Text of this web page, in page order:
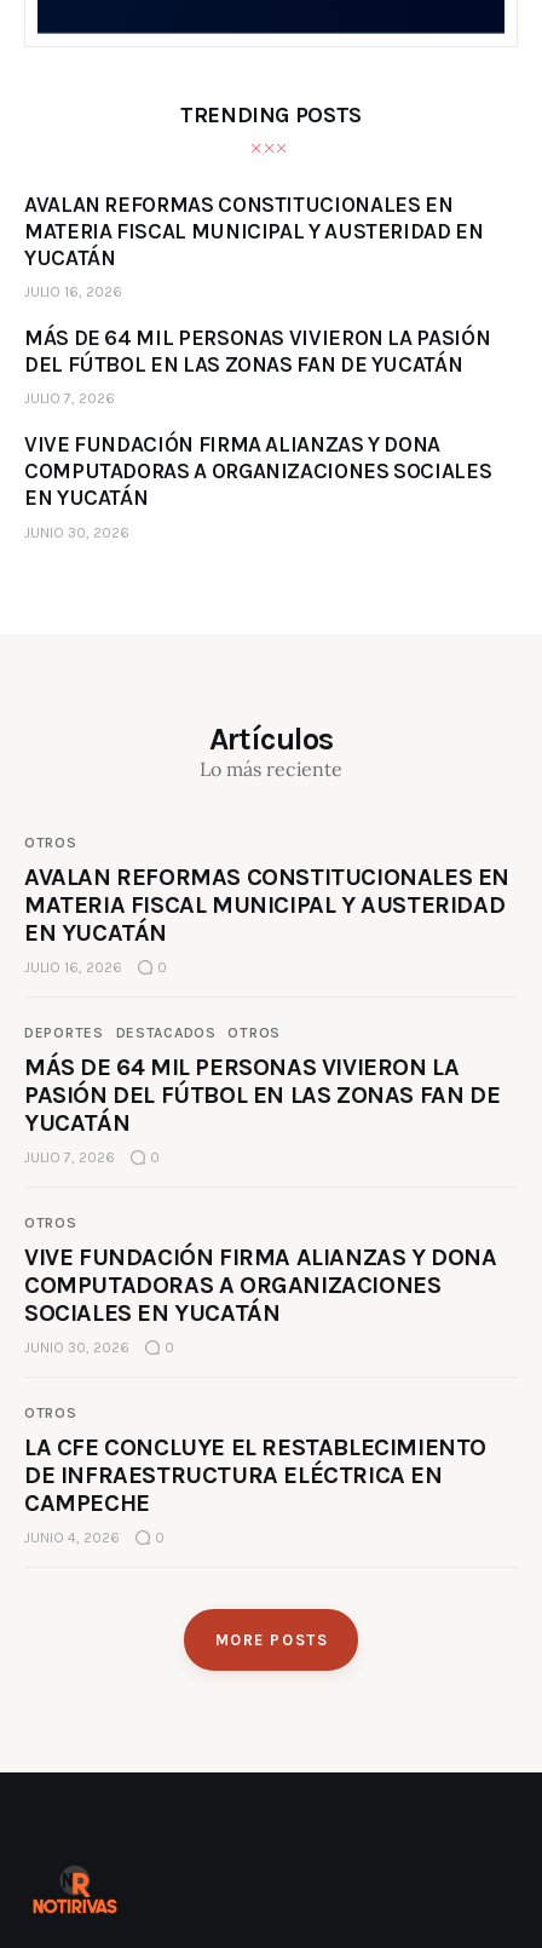
TRENDING POSTS
AVALAN REFORMAS CONSTITUCIONALES EN
MATERIA FISCAL MUNICIPAL Y AUSTERIDAD EN
YUCATÁN
JULIO 16, 2026
MÁS DE 64 MIL PERSONAS VIVIERON LA PASIÓN
DEL FÚTBOL EN LAS ZONAS FAN DE YUCATÁN
JULIO 7, 2026
VIVE FUNDACIÓN FIRMA ALIANZAS Y DONA
COMPUTADORAS A ORGANIZACIONES SOCIALES
EN YUCATÁN
JUNIO 30, 2026
Artículos
Lo más reciente
OTROS
AVALAN REFORMAS CONSTITUCIONALES EN
MATERIA FISCAL MUNICIPAL Y AUSTERIDAD
EN YUCATÁN
JULIO 16, 2026 0
DEPORTES DESTACADOS OTROS
MÁS DE 64 MIL PERSONAS VIVIERON LA
PASIÓN DEL FÚTBOL EN LAS ZONAS FAN DE
YUCATÁN
JULIO 7, 2026 0
OTROS
VIVE FUNDACIÓN FIRMA ALIANZAS Y DONA
COMPUTADORAS A ORGANIZACIONES
SOCIALES EN YUCATÁN
JUNIO 30, 2026 0
OTROS
LA CFE CONCLUYE EL RESTABLECIMIENTO
DE INFRAESTRUCTURA ELÉCTRICA EN
CAMPECHE
JUNIO 4, 2026 0
MORE POSTS